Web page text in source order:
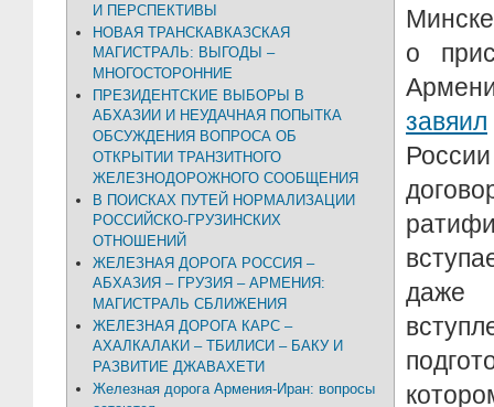
И ПЕРСПЕКТИВЫ
НОВАЯ ТРАНСКАВКАЗСКАЯ
МАГИСТРАЛЬ: ВЫГОДЫ –
МНОГОСТОРОННИЕ
ПРЕЗИДЕНТСКИЕ ВЫБОРЫ В
АБХАЗИИ И НЕУДАЧНАЯ ПОПЫТКА
ОБСУЖДЕНИЯ ВОПРОСА ОБ
ОТКРЫТИИ ТРАНЗИТНОГО
ЖЕЛЕЗНОДОРОЖНОГО СООБЩЕНИЯ
В ПОИСКАХ ПУТЕЙ НОРМАЛИЗАЦИИ
РОССИЙСКО-ГРУЗИНСКИХ
ОТНОШЕНИЙ
ЖЕЛЕЗНАЯ ДОРОГА РОССИЯ –
АБХАЗИЯ – ГРУЗИЯ – АРМЕНИЯ:
МАГИСТРАЛЬ СБЛИЖЕНИЯ
ЖЕЛЕЗНАЯ ДОРОГА КАРС –
АХАЛКАЛАКИ – ТБИЛИСИ – БАКУ И
РАЗВИТИЕ ДЖАВАХЕТИ
Железная дорога Армения-Иран: вопросы
о
завяил